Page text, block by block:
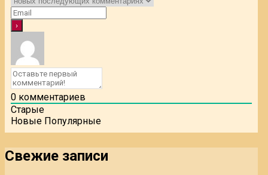
0 комментариев
Старые
Новые Популярные
Свежие записи